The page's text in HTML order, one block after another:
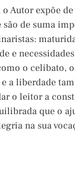
Autor expõe
são de suma
e
o celibato,
a liberdade
o leitor a
que o
na sua